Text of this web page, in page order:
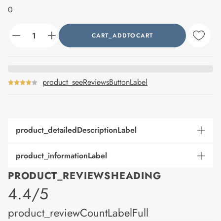
0
counter_current CART_ADDTOCART
product_seeReviewsButtonLabel
product_detailedDescriptionLabel
product_informationLabel
PRODUCT_REVIEWSHEADING
product_rating
4.4/5
product_reviewCountLabelFull